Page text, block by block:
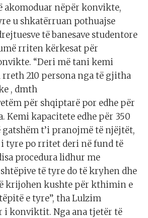
akomoduar nëpër konvikte,
u shkatërruan pothuajse
të banesave studentore
rriten kërkesat për
“Deri më tani kemi
210 persona nga të gjitha
, dmth
për shqiptarë por edhe për
Kemi kapacitete edhe për 350
t’i pranojmë të njëjtët,
tyre po rritet deri në fund të
procedura lidhur me
të tyre do të kryhen dhe
krijohen kushte për kthimin e
e tyre”, tha Lulzim
i konviktit. Nga ana tjetër të